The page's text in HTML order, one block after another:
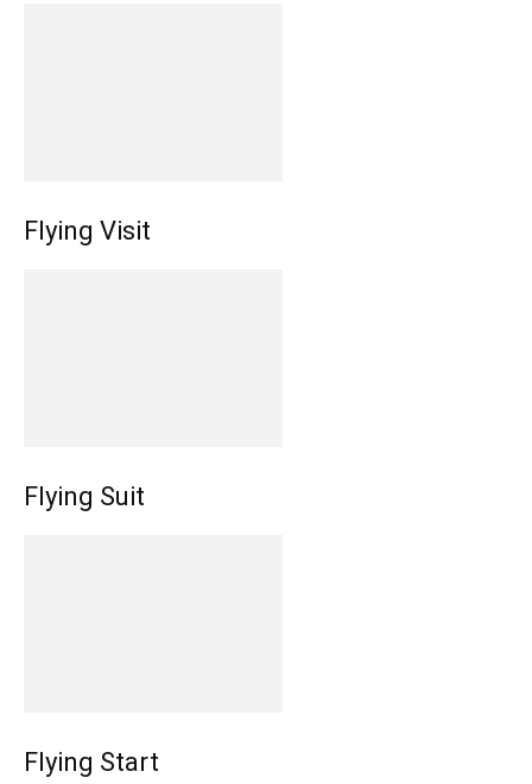
Flying Visit
Flying Suit
Flying Start